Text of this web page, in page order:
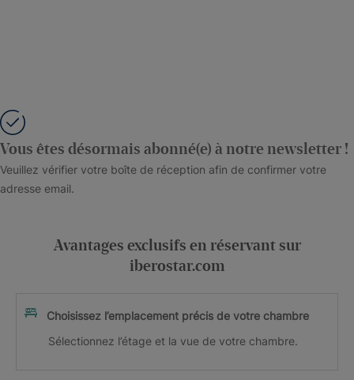
Vous êtes désormais abonné(e) à notre newsletter !
Veuillez vérifier votre boîte de réception afin de confirmer votre
adresse email.
Avantages exclusifs en réservant sur
iberostar.com
Choisissez l’emplacement précis de votre chambre
Sélectionnez l’étage et la vue de votre chambre.